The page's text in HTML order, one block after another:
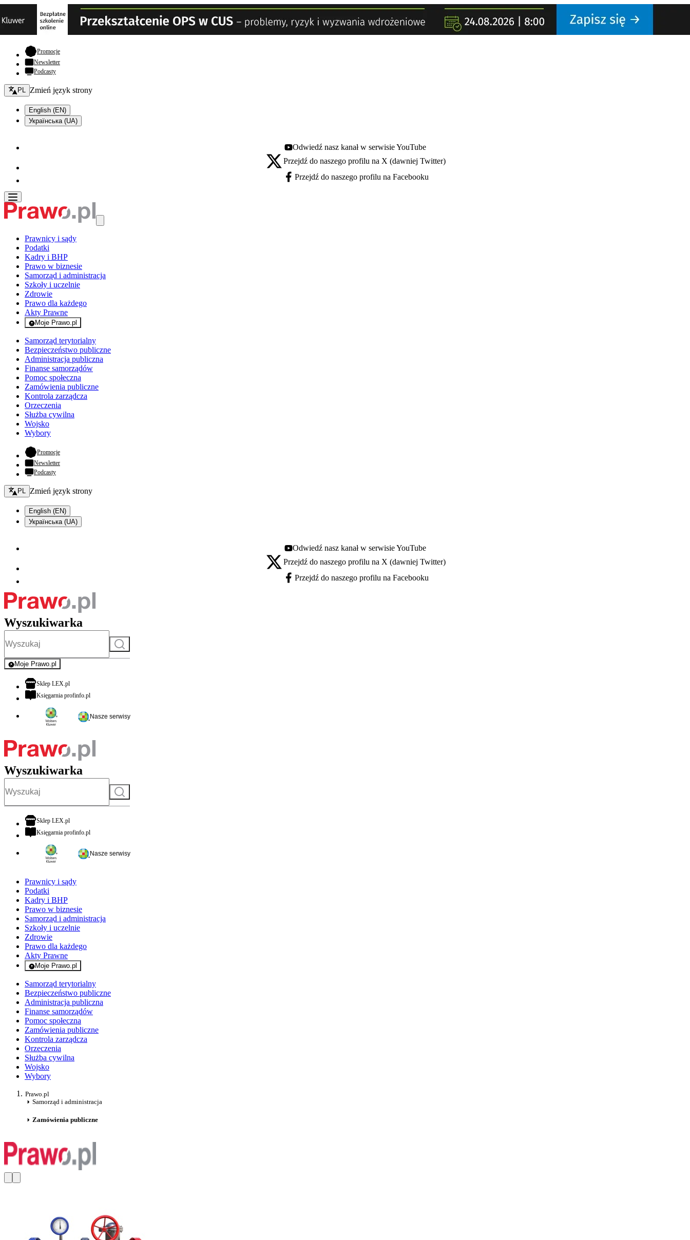
Promocje- otwiera się w nowej karcie
Newsletter
Podcasty
Zmień język - bieżący:
PL Zmień język strony
English (EN)
Українська (UA)
Youtube - otwiera się w nowej karcie
Odwiedź nasz kanał w serwisie YouTube
X - otwiera się w nowej karcie
Przejdź do naszego profilu na X (dawniej Twitter)
Facebook - otwiera się w nowej karcie
Przejdź do naszego profilu na Facebooku
Prawnicy i sądy
Podatki
Kadry i BHP
Prawo w biznesie
Samorząd i administracja
Szkoły i uczelnie
Zdrowie
Prawo dla każdego
Akty Prawne
Moje Prawo.pl
- rejestracja i logowanie do serwisu
Samorząd terytorialny
Bezpieczeństwo publiczne
Administracja publiczna
Finanse samorządów
Pomoc społeczna
Zamówienia publiczne
Kontrola zarządcza
Orzeczenia
Służba cywilna
Wojsko
Wybory
Promocje- otwiera się w nowej karcie
Newsletter
Podcasty
Zmień język - bieżący:
PL Zmień język strony
English (EN)
Українська (UA)
Youtube - otwiera się w nowej karcie
Odwiedź nasz kanał w serwisie YouTube
X - otwiera się w nowej karcie
Przejdź do naszego profilu na X (dawniej Twitter)
Facebook - otwiera się w nowej karcie
Przejdź do naszego profilu na Facebooku
Wyszukiwarka
Szukaj
Moje Prawo.pl
- rejestracja i logowanie do serwisu
Sklep LEX.plotwiera się w nowej karcie
Księgarnia profinfo.plotwiera się w nowej karcie
Nasze serwisy
Wyszukiwarka
Szukaj
Sklep LEX.plotwiera się w nowej karcie
Księgarnia profinfo.plotwiera się w nowej karcie
Nasze serwisy
Prawnicy i sądy
Podatki
Kadry i BHP
Prawo w biznesie
Samorząd i administracja
Szkoły i uczelnie
Zdrowie
Prawo dla każdego
Akty Prawne
Moje Prawo.pl
- rejestracja i logowanie do serwisu
Samorząd terytorialny
Bezpieczeństwo publiczne
Administracja publiczna
Finanse samorządów
Pomoc społeczna
Zamówienia publiczne
Kontrola zarządcza
Orzeczenia
Służba cywilna
Wojsko
Wybory
Prawo.pl
Samorząd i administracja
Zamówienia publiczne